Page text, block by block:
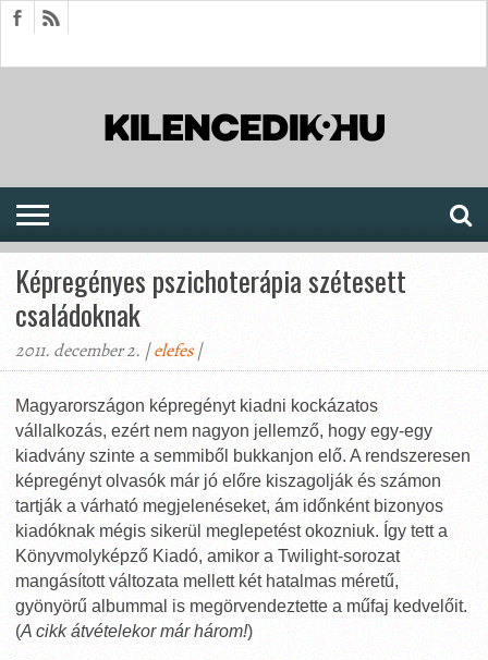
Képregényes pszichoterápia szétesett
családoknak
2011. december 2. |elefes|
Magyarországon képregényt kiadni kockázatos
vállalkozás, ezért nem nagyon jellemző, hogy egy-egy
kiadvány szinte a semmiből bukkanjon elő. A rendszeresen
képregényt olvasók már jó előre kiszagolják és számon
tartják a várható megjelenéseket, ám időnként bizonyos
kiadóknak mégis sikerül meglepetést okozniuk. Így tett a
Könyvmolyképző Kiadó, amikor a Twilight-sorozat
mangásított változata mellett két hatalmas méretű,
gyönyörű albummal is megörvendeztette a műfaj kedvelőit.
(A cikk átvételekor már három!)